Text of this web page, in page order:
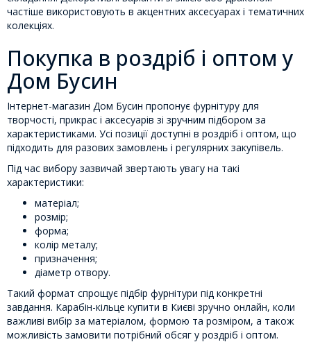
частіше використовують в акцентних аксесуарах і тематичних
колекціях.
Покупка в роздріб і оптом у
Дом Бусин
Інтернет-магазин Дом Бусин пропонує фурнітуру для
творчості, прикрас і аксесуарів зі зручним підбором за
характеристиками. Усі позиції доступні в роздріб і оптом, що
підходить для разових замовлень і регулярних закупівель.
Під час вибору зазвичай звертають увагу на такі
характеристики:
матеріал;
розмір;
форма;
колір металу;
призначення;
діаметр отвору.
Такий формат спрощує підбір фурнітури під конкретні
завдання. Карабін-кільце купити в Києві зручно онлайн, коли
важливі вибір за матеріалом, формою та розміром, а також
можливість замовити потрібний обсяг у роздріб і оптом.